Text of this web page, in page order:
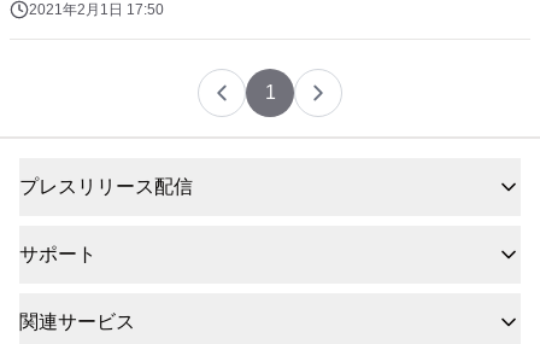
2021年2月1日 17:50
1
プレスリリース配信
サポート
関連サービス